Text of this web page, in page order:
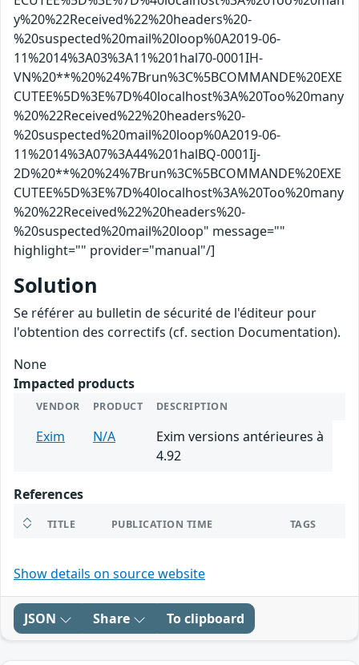
y%20%22Received%22%20headers%20-
%20suspected%20mail%20loop%0A2019-06-
11%2014%3A03%3A11%201hal70-0001IH-
VN%20**%20%24%7Brun%3C%5BCOMMANDE%20EXE
CUTEE%5D%3E%7D%40localhost%3A%20Too%20many
%20%22Received%22%20headers%20-
%20suspected%20mail%20loop%0A2019-06-
11%2014%3A07%3A44%201halBQ-0001Ij-
2D%20**%20%24%7Brun%3C%5BCOMMANDE%20EXE
CUTEE%5D%3E%7D%40localhost%3A%20Too%20many
%20%22Received%22%20headers%20-
%20suspected%20mail%20loop" message=""
highlight="" provider="manual"/]
Solution
Se référer au bulletin de sécurité de l'éditeur pour
l'obtention des correctifs (cf. section Documentation).
None
Impacted products
VENDOR PRODUCT DESCRIPTION
Exim N/A
Exim versions antérieures à
4.92
References
TITLE PUBLICATION TIME TAGS
Show details on source website
JSON Share To clipboard